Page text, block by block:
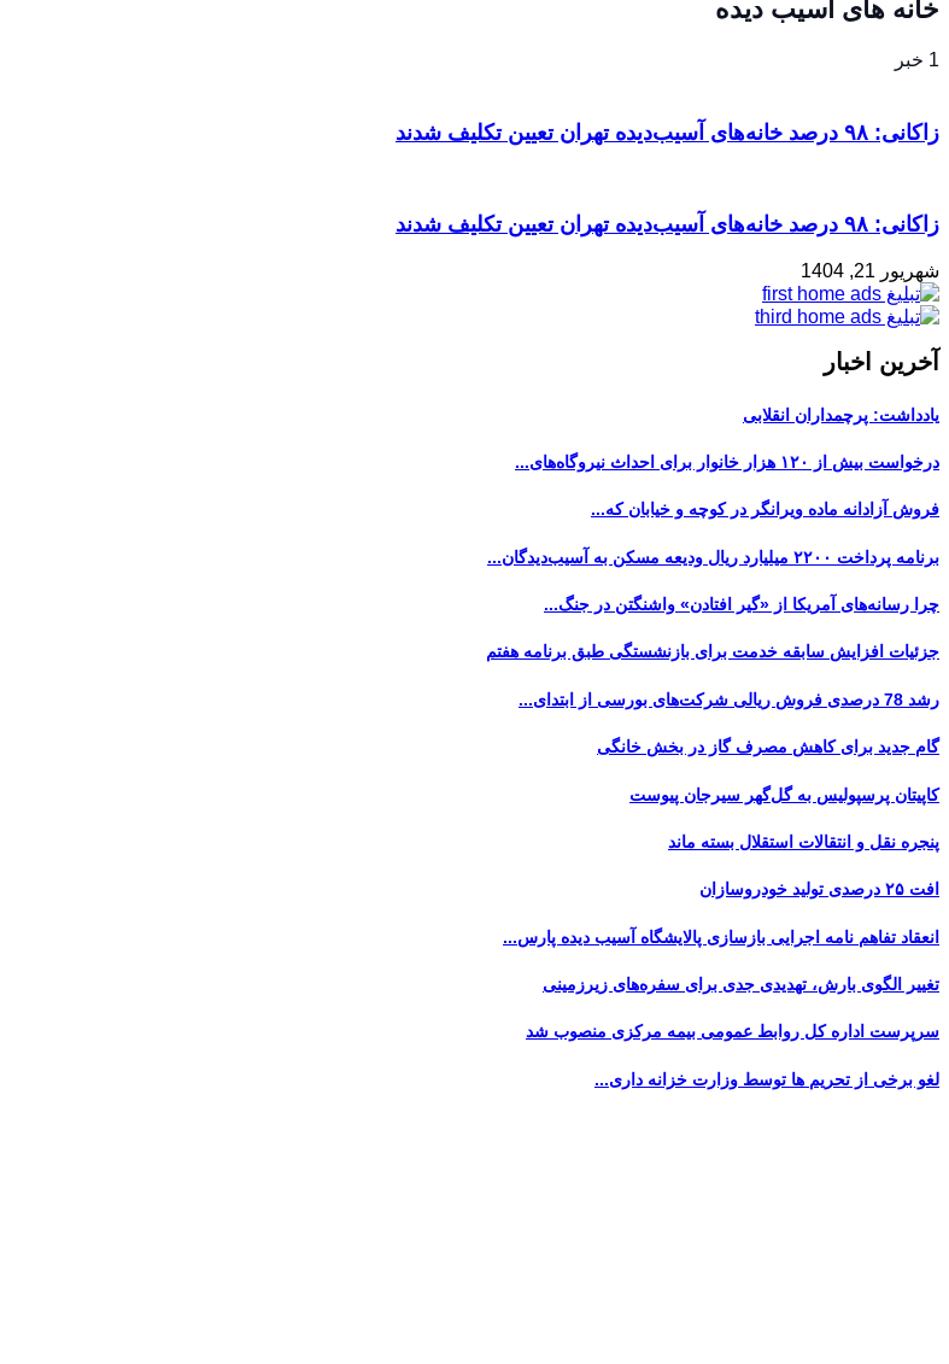
خانه های آسیب دیده
1 خبر
زاکانی: ۹۸ درصد خانه‌های آسیب‌دیده تهران تعیین تکلیف شدند
زاکانی: ۹۸ درصد خانه‌های آسیب‌دیده تهران تعیین تکلیف شدند
شهریور 21, 1404
آخرین اخبار
یادداشت: پرچمداران انقلابی
درخواست بیش از ۱۲۰ هزار خانوار برای احداث نیروگاه‌های...
فروش آزادانه ماده ویرانگر در کوچه و خیابان که...
برنامه پرداخت ۲۲۰۰ میلیارد ریال ودیعه مسکن به آسیب‌دیدگان...
چرا رسانه‌های آمریکا از «گیر افتادن» واشنگتن در جنگ...
جزئیات افزایش سابقه خدمت برای بازنشستگی طبق برنامه هفتم
رشد 78 درصدی فروش ریالی شرکت‌های بورسی از ابتدای...
گام جدید برای کاهش مصرف گاز در بخش خانگی
کاپیتان پرسپولیس به گل‌گهر سیرجان پیوست
پنجره‌ نقل و انتقالات استقلال بسته ماند
افت ۲۵ درصدی تولید خودروسازان
انعقاد تفاهم نامه اجرایی بازسازی پالایشگاه آسیب دیده پارس...
تغییر الگوی بارش، تهدیدی جدی برای سفره‌های زیرزمینی
سرپرست اداره کل روابط عمومی بیمه مرکزی منصوب شد
لغو برخی از تحریم ها توسط وزارت خزانه داری...